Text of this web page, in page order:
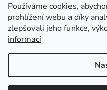
Používáme cookies,
prohlížení webu a díky
zlepšovali jeho funkce,
informací
Copyright 2026eshop